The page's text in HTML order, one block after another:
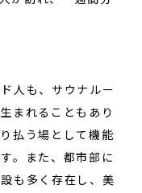
人も、サウナルー
まれることもあり
払う場として機能
。また、都市部に
も多く存在し、美